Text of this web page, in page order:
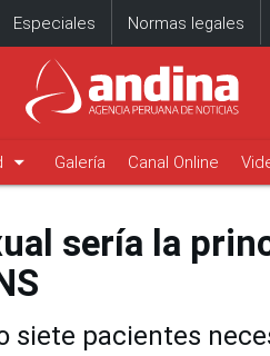
Especiales Normas legales
arrow_drop_down Galería Canal Online
sería la
siete pacientes